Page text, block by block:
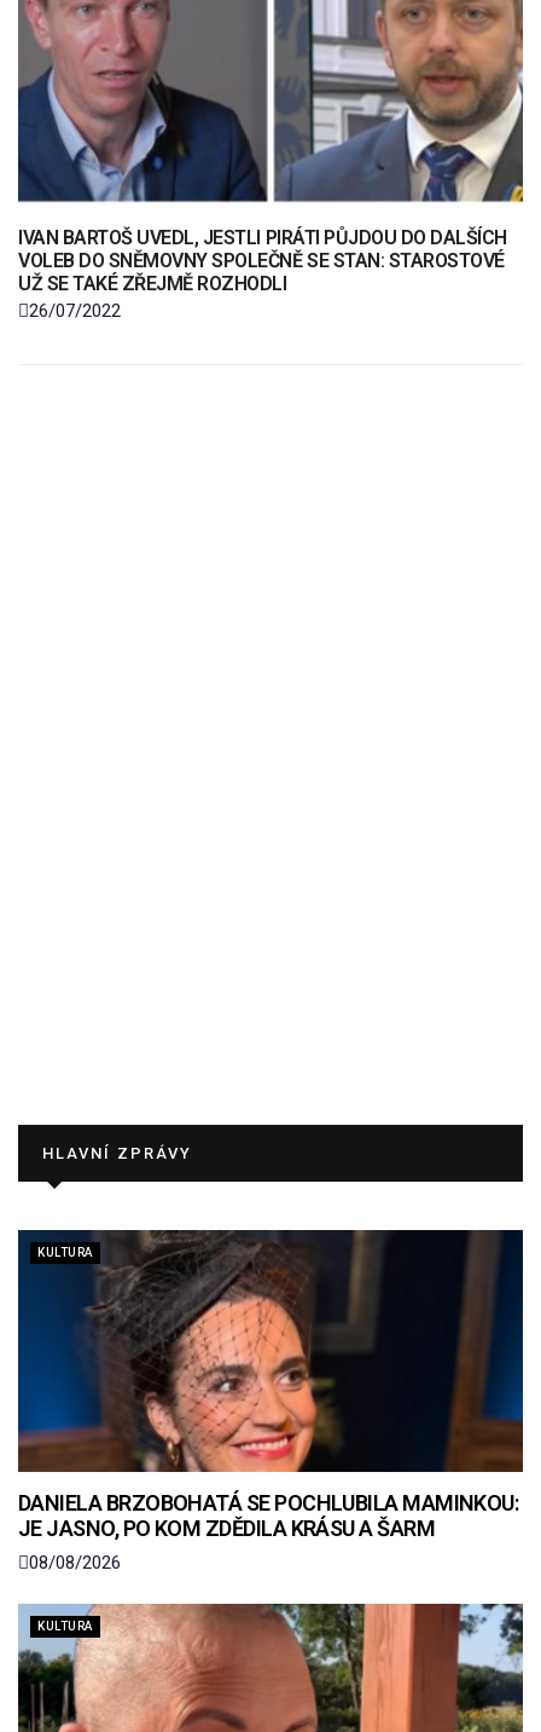
IVAN BARTOŠ UVEDL, JESTLI PIRÁTI PŮJDOU DO DALŠÍCH
VOLEB DO SNĚMOVNY SPOLEČNĚ SE STAN: STAROSTOVÉ
UŽ SE TAKÉ ZŘEJMĚ ROZHODLI
26/07/2022
HLAVNÍ ZPRÁVY
KULTURA
DANIELA BRZOBOHATÁ SE POCHLUBILA MAMINKOU:
JE JASNO, PO KOM ZDĚDILA KRÁSU A ŠARM
08/08/2026
KULTURA